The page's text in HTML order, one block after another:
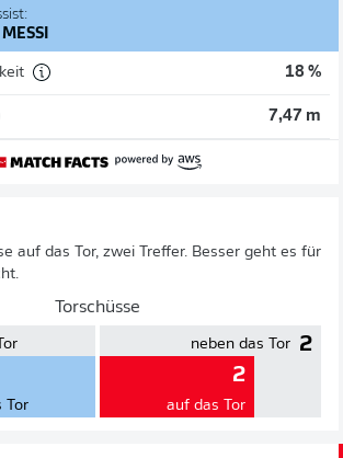
MESSI
18 %
7,47 m
auf das Tor, zwei Treffer. Besser geht es für
Torschüsse
Tor
2
neben das Tor
2
auf das Tor